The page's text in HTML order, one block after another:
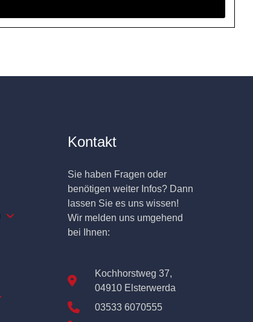
Kontakt
Sie haben Fragen oder
benötigen weiter Infos? Dann
lassen Sie es uns wissen!
Wir melden uns umgehend
bei Ihnen:
Kochhorstweg 37,
04910 Elsterwerda
03533 6070555